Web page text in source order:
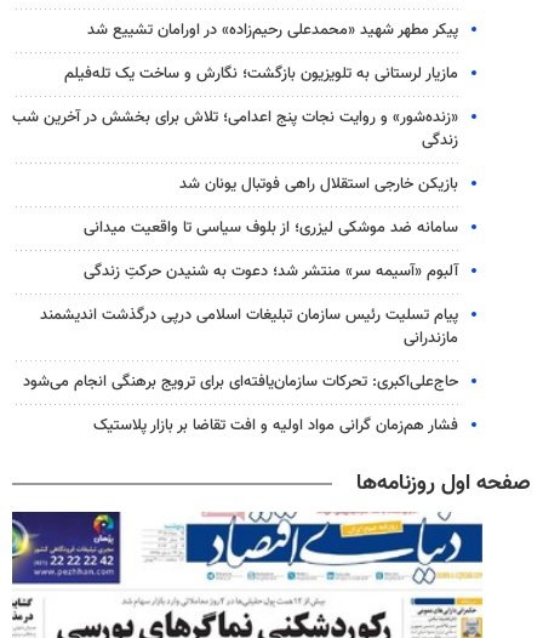
پیکر مطهر شهید «محمدعلی رحیم‌زاده» در اورامان تشییع شد
مازیار لرستانی به تلویزیون بازگشت؛ نگارش و ساخت یک تله‌فیلم
«زنده‌شور» و روایت نجات پنج اعدامی؛ تلاش برای بخشش در آخرین شب
زندگی
بازیکن خارجی استقلال راهی فوتبال یونان شد
سامانه ضد موشکی لیزری؛ از بلوف سیاسی تا واقعیت میدانی
آلبوم «آسیمه سر» منتشر شد؛ دعوت به شنیدن حرکتِ زندگی
پیام تسلیت رئیس سازمان تبلیغات اسلامی درپی درگذشت اندیشمند
مازندرانی
حاج‌علی‌اکبری: تحرکات سازمان‌یافته‌ای برای ترویج برهنگی انجام می‌شود
فشار هم‌زمان گرانی مواد اولیه و افت تقاضا بر بازار پلاستیک
صفحه اول روزنامه‌ها